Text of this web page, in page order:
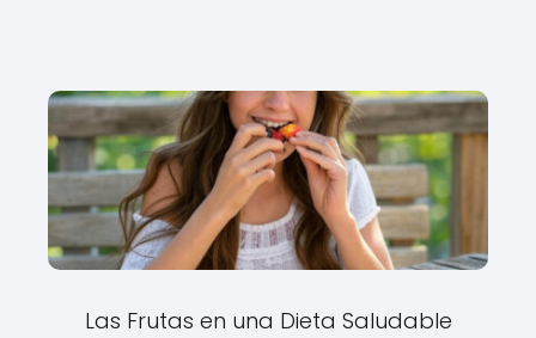
Las Frutas en una Dieta Saludable